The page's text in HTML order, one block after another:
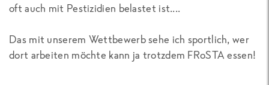
oft auch mit Pestizidien belastet ist....
Das mit unserem Wettbewerb sehe ich sportlich, wer
dort arbeiten möchte kann ja trotzdem FRoSTA essen!